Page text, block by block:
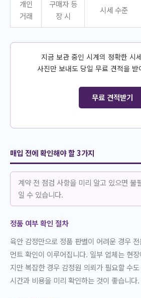
개인
거래
구매자 등
장 시
시세 수준
지금 보관 중인 시계의 정확한 시
사진만 보내도 당일 무료 견적을 받
무료 견적받기
매입 전에 확인해야 할 3가지
계약 전 점검 사항을 미리 알고 있으면 불
일 수 있습니다.
정품 여부 확인 절차
육안 감정만으로 정품 판별이 어려운 경우
먼트 확인이 이루어집니다. 일부 업체는 현
지만 복잡한 경우 감정원 의뢰가 필요할 수
시간과 비용을 미리 확인하는 것이 좋습니다.